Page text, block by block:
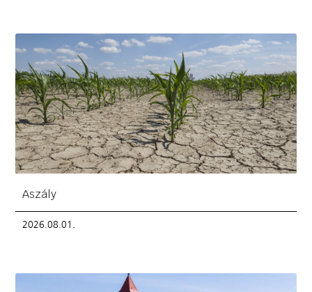
Aszály
2026.08.01.